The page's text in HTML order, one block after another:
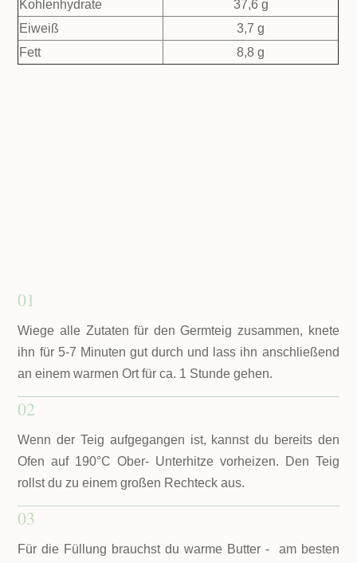
Kohlenhydrate
37,6 g
Eiweiß
3,7 g
Fett
8,8 g
01
Wiege alle Zutaten für den Germteig zusammen, knete
ihn für 5-7 Minuten gut durch und lass ihn anschließend
an einem warmen Ort für ca. 1 Stunde gehen.
02
Wenn der Teig aufgegangen ist, kannst du bereits den
Ofen auf 190°C Ober- Unterhitze vorheizen. Den Teig
rollst du zu einem großen Rechteck aus.
03
Für die Füllung brauchst du warme Butter - am besten